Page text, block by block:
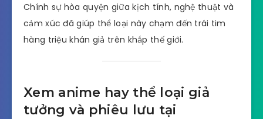
Chính sự hòa quyện giữa kịch tính, nghệ thuật và
cảm xúc đã giúp thể loại này chạm đến trái tim
hàng triệu khán giả trên khắp thế giới.
Xem anime hay thể loại giả
tưởng và phiêu lưu tại